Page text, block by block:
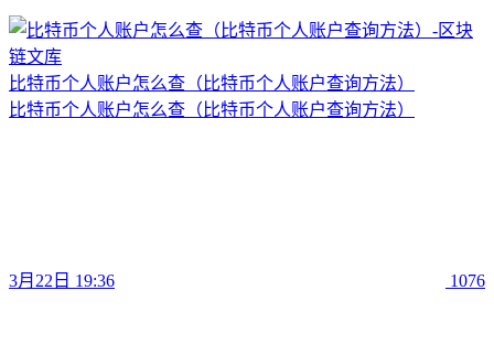
比特币个人账户怎么查（比特币个人账户查询方法）
比特币个人账户怎么查（比特币个人账户查询方法）
3月22日 19:36 1076